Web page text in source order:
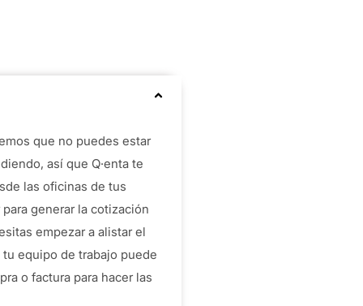
que no puedes estar
así que Q·enta te
las oficinas de tus
generar la cotización
empezar a alistar el
equipo de trabajo puede
o factura para hacer las